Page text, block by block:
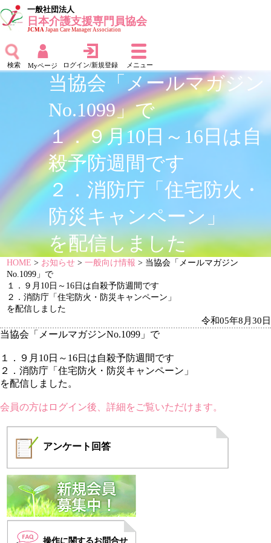
一般社団法人
日本介護支援専門員協会
JCMAJapan Care Manager Association
検索 Myページ ログイン/新規登録 メニュー
当協会「メールマガジン
No.1099」で
１．９月10日～16日は自
殺予防週間です
２．消防庁「住宅防火・
防災キャンペーン」
を配信しました
HOME > お知らせ >一般向け情報 > 当協会「メールマガジン
No.1099」で
１．９月10日～16日は自殺予防週間です
２．消防庁「住宅防火・防災キャンペーン」
を配信しました
令和05年8月30日
当協会「メールマガジンNo.1099」で
１．９月10日～16日は自殺予防週間です
２．消防庁「住宅防火・防災キャンペーン」
を配信しました。
会員の方はログイン後、詳細をご覧いただけます。
アンケート 回答
操作に関するお問合せ